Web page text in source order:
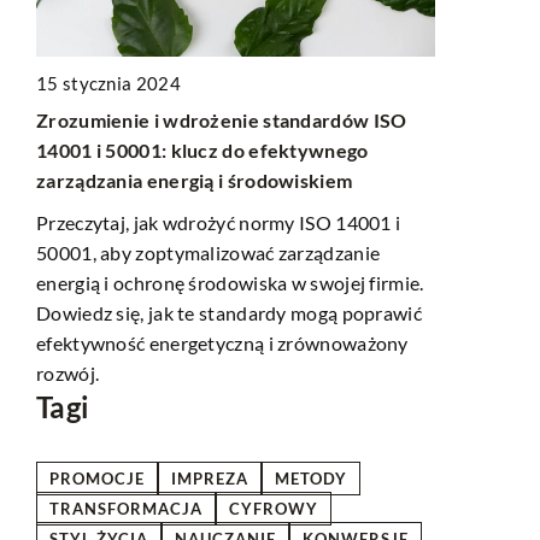
15 stycznia 2024
Zrozumienie i wdrożenie standardów ISO
14001 i 50001: klucz do efektywnego
zarządzania energią i środowiskiem
Przeczytaj, jak wdrożyć normy ISO 14001 i
50001, aby zoptymalizować zarządzanie
energią i ochronę środowiska w swojej firmie.
Dowiedz się, jak te standardy mogą poprawić
efektywność energetyczną i zrównoważony
rozwój.
Tagi
PROMOCJE IMPREZA
METODY
TRANSFORMACJA
CYFROWY